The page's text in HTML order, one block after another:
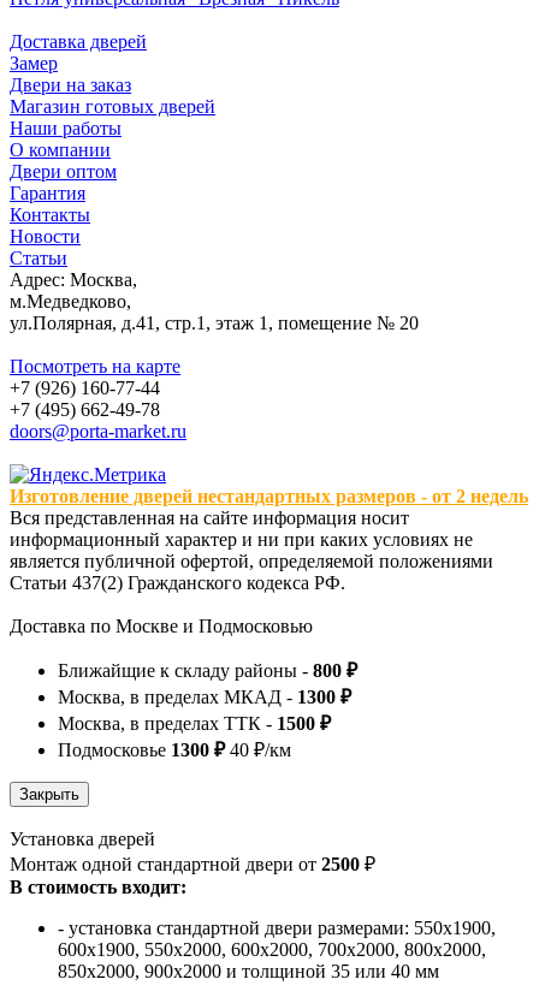
Доставка дверей
Замер
Двери на заказ
Магазин готовых дверей
Наши работы
О компании
Двери оптом
Гарантия
Контакты
Новости
Статьи
Адрес: Москва,
м.Медведково,
ул.Полярная, д.41, стр.1, этаж 1, помещение № 20
Посмотреть на карте
+7 (926) 160-77-44
+7 (495) 662-49-78
doors@porta-market.ru
Изготовление дверей нестандартных размеров - от 2 недель
Вся представленная на сайте информация носит
информационный характер и ни при каких условиях не
является публичной офертой, определяемой положениями
Статьи 437(2) Гражданского кодекса РФ.
Доставка по Москве и Подмосковью
Ближайщие к складу районы - 800 ₽
Москва, в пределах МКАД - 1300 ₽
Москва, в пределах ТТК - 1500 ₽
Подмосковье 1300 ₽40 ₽/км
Установка дверей
Монтаж одной стандартной двери от 2500 ₽
В стоимость входит:
- установка стандартной двери размерами: 550х1900,
600х1900, 550х2000, 600х2000, 700х2000, 800х2000,
850х2000, 900х2000 и толщиной 35 или 40 мм